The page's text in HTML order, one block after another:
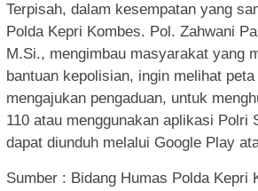
Terpisah, dalam kesempatan yang
Polda Kepri Kombes. Pol. Zahwani
M.Si., mengimbau masyarakat yang
bantuan kepolisian, ingin melihat
mengajukan pengaduan, untuk
110 atau menggunakan aplikasi Polri
dapat diunduh melalui Google Play
Sumber : Bidang Humas Polda Kepri